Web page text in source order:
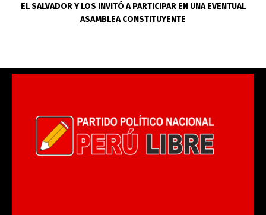
EL SALVADOR Y LOS INVITÓ A PARTICIPAR EN UNA EVENTUAL
ASAMBLEA CONSTITUYENTE